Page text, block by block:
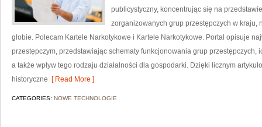
publicystyczny, koncentrując się na
zorganizowanych grup przestępczych w kraju,
globie. Polecam Kartele Narkotykowe i Kartele Narkotykowe. Portal opisuje
przestępczym, przedstawiając schematy funkcjonowania grup przestępczych,
a także wpływ tego rodzaju działalności dla gospodarki. Dzięki licznym
historyczne [ Read More ]
CATEGORIES: NOWE TECHNOLOGIE